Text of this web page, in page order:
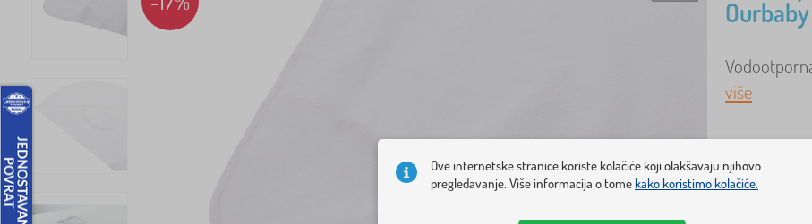
više
Ove internetske stranice koriste kolačiće koji olakšavaju njihovo
pregledavanje. Više informacija o tomekako koristimo kolačiće.